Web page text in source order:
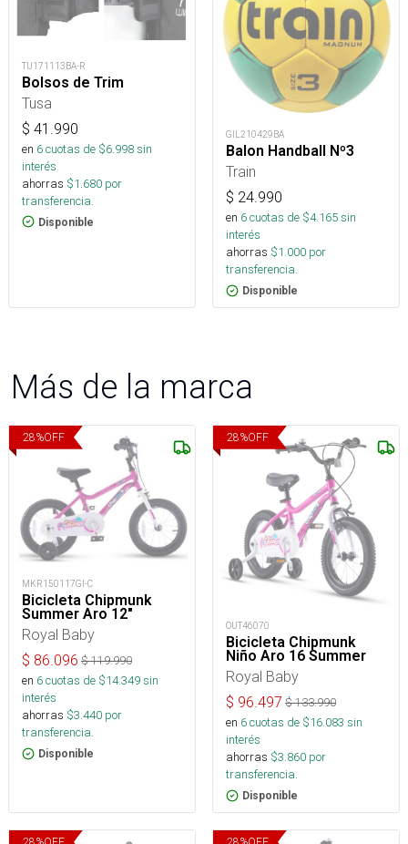
TU171113BA-R
Bolsos de Trim
Tusa
$ 41.990
en 6cuotas de $6.998sin
interés
ahorras $1.680 por
transferencia.
Disponible
GIL210429BA
Balon Handball Nº3
Train
$ 24.990
en 6cuotas de $4.165sin
interés
ahorras $1.000 por
transferencia.
Disponible
Más de la marca
28%OFF
MKR150117GI-C
Bicicleta Chipmunk
Summer Aro 12"
Royal Baby
$ 86.096 $119.990
en 6cuotas de $14.349sin
interés
ahorras $3.440 por
transferencia.
Disponible
28%OFF
OUT46070
Bicicleta Chipmunk
Niño Aro 16 Summer
Royal Baby
$ 96.497 $133.990
en 6cuotas de $16.083 sin
interés
ahorras $3.860 por
transferencia.
Disponible